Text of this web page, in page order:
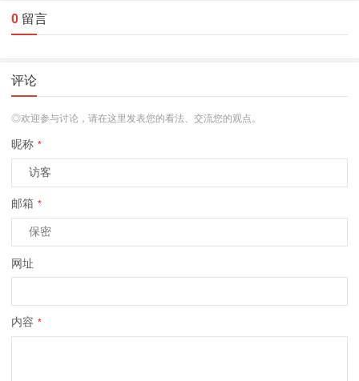
0 留言
评论
◎欢迎参与讨论，请在这里发表您的看法、交流您的观点。
昵称 *
邮箱 *
网址
内容 *